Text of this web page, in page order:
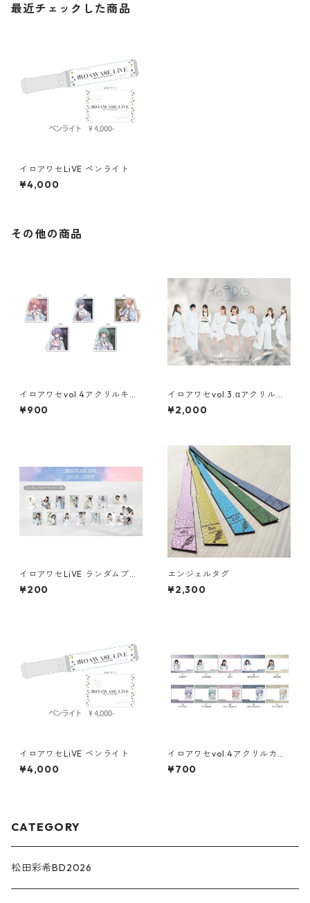
最近チェックした商品
イロアワセLiVE ペンライト
¥4,000
その他の商品
イロアワセvol.4アクリルキー
ホルダー
¥900
イロアワセvol.3.αアクリルス
タンド
¥2,000
イロアワセLiVE ランダムブロ
マイド
¥200
エンジェルタグ
¥2,300
イロアワセLiVE ペンライト
¥4,000
イロアワセvol.4アクリルカー
ド
¥700
CATEGORY
松田彩希BD2026